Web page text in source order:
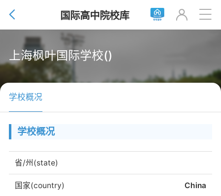
 国际高中院校库  
上海枫叶国际学校()
学校概况
学校概况
省/州(state)
国家(country) China